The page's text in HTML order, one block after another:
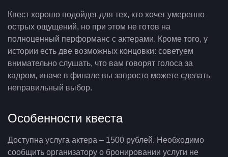
Квест хорошо подойдет для тех, кто хочет умеренно
острых ощущений, но при этом не готов на
полноценный перформанс с актерами. Кроме того, у
истории есть две возможных концовки: советуем
внимательно слушать, что вам говорят голоса за
кадром, иначе в финале вы запросто можете сделать
неправильный выбор.
Особенности квеста
Доступна услуга актера – 1500 рублей. Необходимо
сообщить организатору о бронировании услуги не